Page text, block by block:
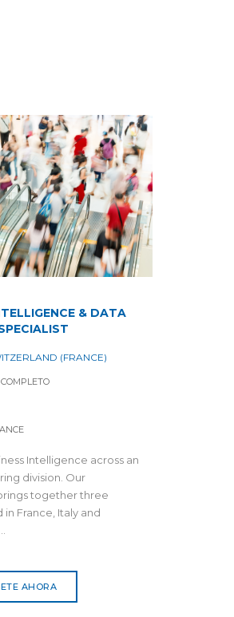
& DATA
(FRANCE)
Intelligence across an
division. Our
together three
France, Italy and
AHORA